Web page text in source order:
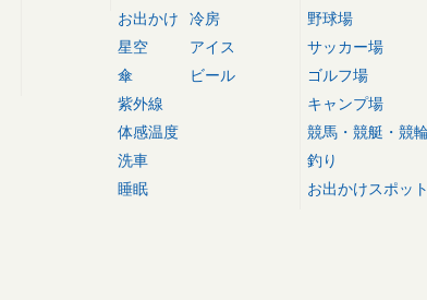
お出かけ
星空
傘
紫外線
体感温度
洗車
睡眠
冷房
アイス
ビール
野球場
サッカー場
ゴルフ場
キャンプ場
競馬・競艇・競輪
釣り
お出かけスポッ